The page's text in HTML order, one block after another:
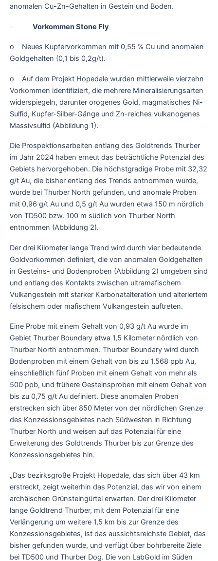
anomalen Cu-Zn-Gehalten in Gestein und Boden.
– Vorkommen Stone Fly
o Neues Kupfervorkommen mit 0,55 % Cu und anomalen
Goldgehalten (0,1 bis 0,2g/t).
o Auf dem Projekt Hopedale wurden mittlerweile vierzehn
Vorkommen identifiziert, die mehrere Mineralisierungsarten
widerspiegeln, darunter orogenes Gold, magmatisches Ni-
Sulfid, Kupfer-Silber-Gänge und Zn-reiches vulkanogenes
Massivsulfid (Abbildung 1).
Die Prospektionsarbeiten entlang des Goldtrends Thurber
im Jahr 2024 haben erneut das beträchtliche Potenzial des
Gebiets hervorgehoben. Die höchstgradige Probe mit 32,32
g/t Au, die bisher entlang des Trends entnommen wurde,
wurde bei Thurber North gefunden, und anomale Proben
mit 0,96 g/t Au und 0,5 g/t Au wurden etwa 150 m nördlich
von TD500 bzw. 100 m südlich von Thurber North
entnommen (Abbildung 2).
Der drei Kilometer lange Trend wird durch vier bedeutende
Goldvorkommen definiert, die von anomalen Goldgehalten
in Gesteins- und Bodenproben (Abbildung 2) umgeben sind
und entlang des Kontakts zwischen ultramafischem
Vulkangestein mit starker Karbonatalteration und alteriertem
felsischem oder mafischem Vulkangestein auftreten.
Eine Probe mit einem Gehalt von 0,93 g/t Au wurde im
Gebiet Thurber Boundary etwa 1,5 Kilometer nördlich von
Thurber North entnommen. Thurber Boundary wird durch
Bodenproben mit einem Gehalt von bis zu 1.568 ppb Au,
einschließlich fünf Proben mit einem Gehalt von mehr als
500 ppb, und frühere Gesteinsproben mit einem Gehalt von
bis zu 0,75 g/t Au definiert. Diese anomalen Proben
erstrecken sich über 850 Meter von der nördlichen Grenze
des Konzessionsgebietes nach Südwesten in Richtung
Thurber North und weisen auf das Potenzial für eine
Erweiterung des Goldtrends Thurber bis zur Grenze des
Konzessionsgebietes hin.
„Das bezirksgroße Projekt Hopedale, das sich über 43 km
erstreckt, zeigt weiterhin das Potenzial, das wir von einem
archäischen Grünsteingürtel erwarten. Der drei Kilometer
lange Goldtrend Thurber, mit dem Potenzial für eine
Verlängerung um weitere 1,5 km bis zur Grenze des
Konzessionsgebietes, ist das aussichtsreichste Gebiet, das
bisher gefunden wurde, und verfügt über bohrbereite Ziele
bei TD500 und Thurber Dog. Die von LabGold im Süden